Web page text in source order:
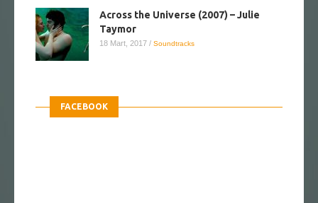
Across the Universe (2007) – Julie
Taymor
18 Mart, 2017 / Soundtracks
FACEBOOK